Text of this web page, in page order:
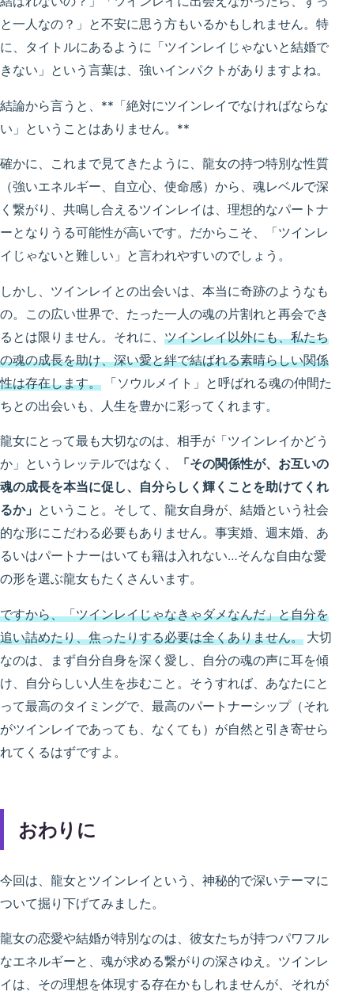
と一人なの？」と不安に思う方もいるかもしれません。特
に、タイトルにあるように「ツインレイじゃないと結婚で
きない」という言葉は、強いインパクトがありますよね。
結論から言うと、**「絶対にツインレイでなければならな
い」ということはありません。**
確かに、これまで見てきたように、龍女の持つ特別な性質
（強いエネルギー、自立心、使命感）から、魂レベルで深
く繋がり、共鳴し合えるツインレイは、理想的なパートナ
ーとなりうる可能性が高いです。だからこそ、「ツインレ
イじゃないと難しい」と言われやすいのでしょう。
しかし、ツインレイとの出会いは、本当に奇跡のようなも
の。この広い世界で、たった一人の魂の片割れと再会でき
るとは限りません。それに、 ツインレイ以外にも、私たち
の魂の成長を助け、深い愛と絆で結ばれる素晴らしい関係
性は存在します。 「ソウルメイト」と呼ばれる魂の仲間た
ちとの出会いも、人生を豊かに彩ってくれます。
龍女にとって最も大切なのは、相手が「ツインレイかどう
か」というレッテルではなく、
「その関係性が、お互いの
魂の成長を本当に促し、自分らしく輝くことを助けてくれ
るか」 ということ。そして、龍女自身が、結婚という社会
的な形にこだわる必要もありません。事実婚、週末婚、あ
るいはパートナーはいても籍は入れない…そんな自由な愛
の形を選ぶ龍女もたくさんいます。
ですから、「ツインレイじゃなきゃダメなんだ」と自分を
追い詰めたり、焦ったりする必要は全くありません。 大切
なのは、まず自分自身を深く愛し、自分の魂の声に耳を傾
け、自分らしい人生を歩むこと。そうすれば、あなたにと
って最高のタイミングで、最高のパートナーシップ（それ
がツインレイであっても、なくても）が自然と引き寄せら
れてくるはずですよ。
おわりに
今回は、龍女とツインレイという、神秘的で深いテーマに
ついて掘り下げてみました。
龍女の恋愛や結婚が特別なのは、彼女たちが持つパワフル
なエネルギーと、魂が求める繋がりの深さゆえ。ツインレ
イは、その理想を体現する存在かもしれませんが、それが